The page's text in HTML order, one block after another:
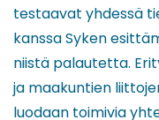
testaavat yhdessä
kanssa Syken
niistä palautetta.
ja maakuntien
luodaan toimivia